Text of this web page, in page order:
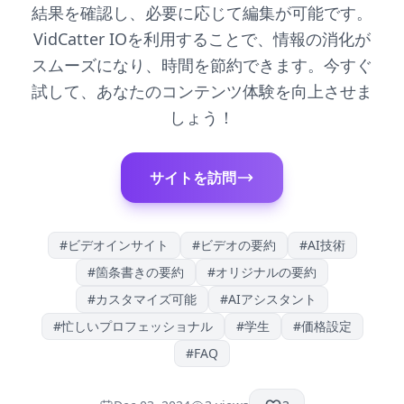
結果を確認し、必要に応じて編集が可能です。
VidCatter IOを利用することで、情報の消化が
スムーズになり、時間を節約できます。今すぐ
試して、あなたのコンテンツ体験を向上させま
しょう！
サイトを訪問
#ビデオインサイト #ビデオの要約 #AI技術
#箇条書きの要約 #オリジナルの要約
#カスタマイズ可能 #AIアシスタント
#忙しいプロフェッショナル #学生 #価格設定
#FAQ